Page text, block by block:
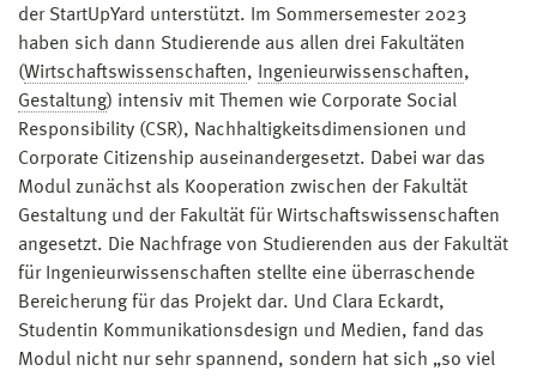
der StartUpYard unterstützt. Im Sommersemester 2023
haben sich dann Studierende aus allen drei Fakultäten
(Wirtschaftswissenschaften, Ingenieurwissenschaften,
Gestaltung) intensiv mit Themen wie Corporate Social
Responsibility (CSR), Nachhaltigkeitsdimensionen und
Corporate Citizenship auseinandergesetzt. Dabei war das
Modul zunächst als Kooperation zwischen der Fakultät
Gestaltung und der Fakultät für Wirtschaftswissenschaften
angesetzt. Die Nachfrage von Studierenden aus der Fakultät
für Ingenieurwissenschaften stellte eine überraschende
Bereicherung für das Projekt dar. Und Clara Eckardt,
Studentin Kommunikationsdesign und Medien, fand das
Modul nicht nur sehr spannend, sondern hat sich „so viel